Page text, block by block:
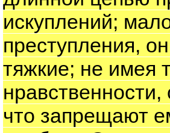
искуплений;
преступления,
тяжкие; не имея
что запрещают